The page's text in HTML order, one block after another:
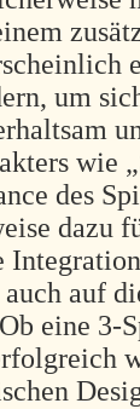
um
wie
des
dazu
auf
eine 3-